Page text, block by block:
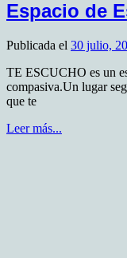
Espacio de
Publicada el 30 julio,
TE ESCUCHO es un
compasiva.Un lugar
que te
Leer más...